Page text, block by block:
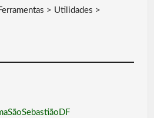
> Utilidades >